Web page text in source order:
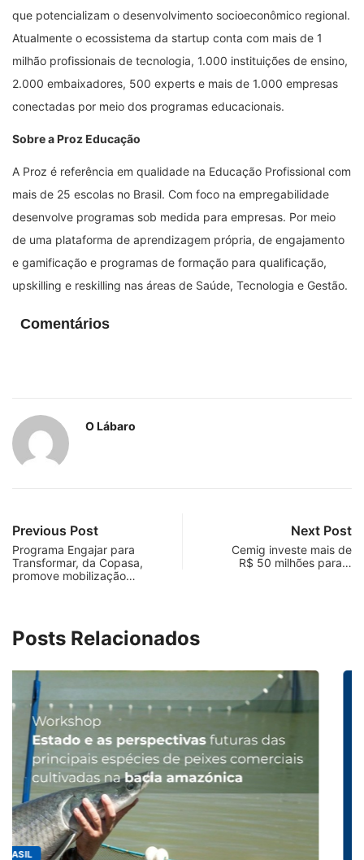
que potencializam o desenvolvimento socioeconômico regional.
Atualmente o ecossistema da startup conta com mais de 1
milhão profissionais de tecnologia, 1.000 instituições de ensino,
2.000 embaixadores, 500 experts e mais de 1.000 empresas
conectadas por meio dos programas educacionais.
Sobre a Proz Educação
A Proz é referência em qualidade na Educação Profissional com
mais de 25 escolas no Brasil. Com foco na empregabilidade
desenvolve programas sob medida para empresas. Por meio
de uma plataforma de aprendizagem própria, de engajamento
e gamificação e programas de formação para qualificação,
upskilling e reskilling nas áreas de Saúde, Tecnologia e Gestão.
Comentários
O Lábaro
Previous Post
Programa Engajar para
Transformar, da Copasa,
promove mobilização…
Next Post
Cemig investe mais de
R$ 50 milhões para…
Posts Relacionados
MINAS GERAIS